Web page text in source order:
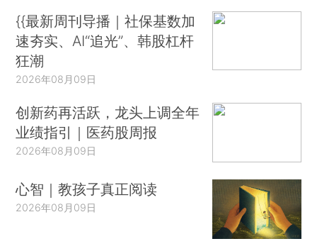
{{最新周刊导播｜社保基数加
速夯实、AI“追光”、韩股杠杆
狂潮
2026年08月09日
创新药再活跃，龙头上调全年
业绩指引｜医药股周报
2026年08月09日
心智｜教孩子真正阅读
2026年08月09日